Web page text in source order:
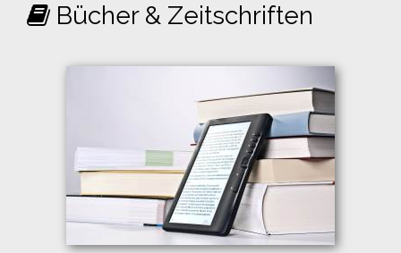
Bücher & Zeitschriften